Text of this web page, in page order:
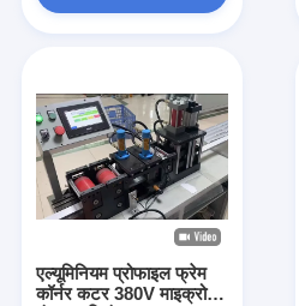
एल्यूमिनियम बैग फ़िल्टर
डस्ट बैग फ़िल्टर
ओरिगेमी फोल्डिंग मशीन
अल्ट्रासोनिक सिलाई मशीन
एल्यूमिनियम प्रोफाइल फ्रेम
कॉर्नर कटर 380V माइक्रो